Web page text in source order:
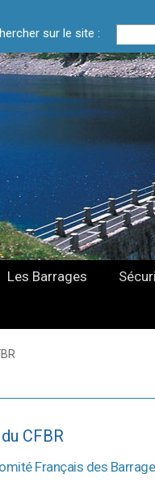
sur le site :
Les Barrages
CFBR
Français des